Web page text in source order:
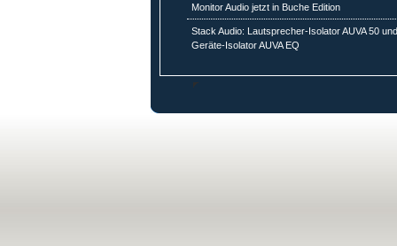
Monitor Audio jetzt in Buche Edition
Stack Audio: Lautsprecher-Isolator AUVA 50
Geräte-Isolator AUVA EQ